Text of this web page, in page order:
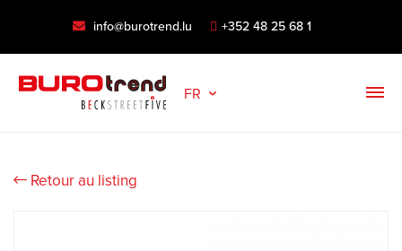
info@burotrend.lu +352 48 25 68 1
FR
Retour au listing